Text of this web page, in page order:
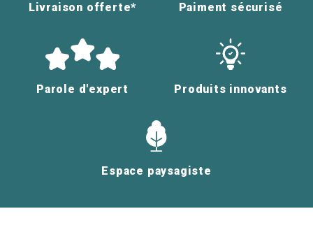
Livraison offerte* Paiment sécurisé
Parole d'expert Produits innovants
Espace paysagiste